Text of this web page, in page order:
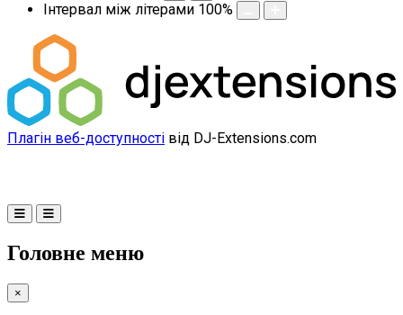
Інтервал між літерами 100%
Плагін веб-доступності від DJ-Extensions.com
Головне меню
×